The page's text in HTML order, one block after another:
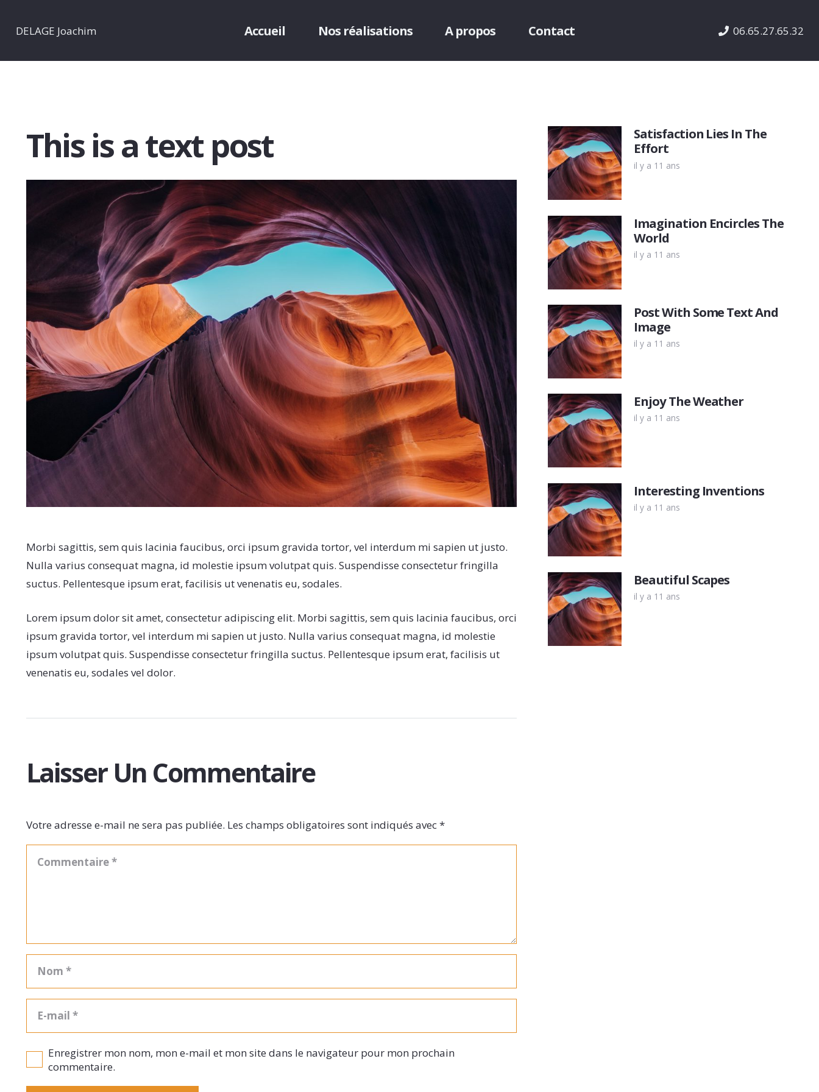
DELAGE Joachim Accueil Nos réalisations A propos Contact 06.65.27.65.32
This is a text post
Morbi sagittis, sem quis lacinia faucibus, orci ipsum gravida tortor, vel interdum mi sapien ut justo.
Nulla varius consequat magna, id molestie ipsum volutpat quis. Suspendisse consectetur fringilla
suctus. Pellentesque ipsum erat, facilisis ut venenatis eu, sodales.
Lorem ipsum dolor sit amet, consectetur adipiscing elit. Morbi sagittis, sem quis lacinia faucibus, orci
ipsum gravida tortor, vel interdum mi sapien ut justo. Nulla varius consequat magna, id molestie
ipsum volutpat quis. Suspendisse consectetur fringilla suctus. Pellentesque ipsum erat, facilisis ut
venenatis eu, sodales vel dolor.
Laisser Un Commentaire
Votre adresse e-mail ne sera pas publiée. Les champs obligatoires sont indiqués avec*
Enregistrer mon nom, mon e-mail et mon site dans le navigateur pour mon prochain
commentaire.
Satisfaction Lies In The
Effort
il y a 11 ans
Imagination Encircles The
World
il y a 11 ans
Post With Some Text And
Image
il y a 11 ans
Enjoy The Weather
il y a 11 ans
Interesting Inventions
il y a 11 ans
Beautiful Scapes
il y a 11 ans